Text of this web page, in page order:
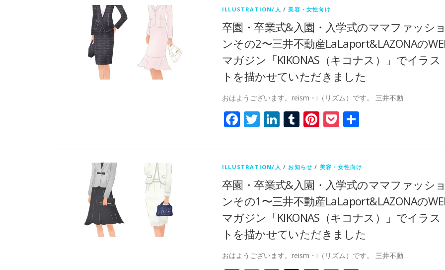
ILLUSTRATION/人 /美容・女性向け
卒園・卒業式&入園・入学式のママファッシ
ンその2〜三井不動産LaLaport&LAZONAの
マガジン「KIKONAS（キコナス）」でイラス
トを描かせていただきました
おはようございます。reism・i（リズム）です。 三井不動 …
Facebook
Twitter
LinkedIn
Tumblr
Pinterest
Pocket
ILLUSTRATION/人 /お知らせ / 美容・女性向け
卒園・卒業式&入園・入学式のママファッシ
ンその1〜三井不動産LaLaport&LAZONAの
マガジン「KIKONAS（キコナス）」でイラス
トを描かせていただきました
おはようございます。reism・i（リズム）です。 三井不動 …